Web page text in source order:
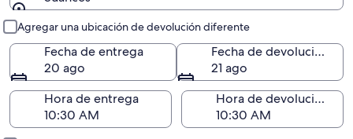
Agregar una ubicación de devolución diferente
Fecha de entrega
20 ago
Fecha de devolución
21 ago
Hora de entrega
Hora de devolución